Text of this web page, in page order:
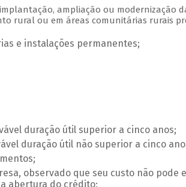
ampliação ou modernização
rural ou em áreas comunitárias rurais
e instalações permanentes;
duração útil superior a cinco anos;
duração útil não superior a cinco
observado que seu custo não pode
abertura do crédito;